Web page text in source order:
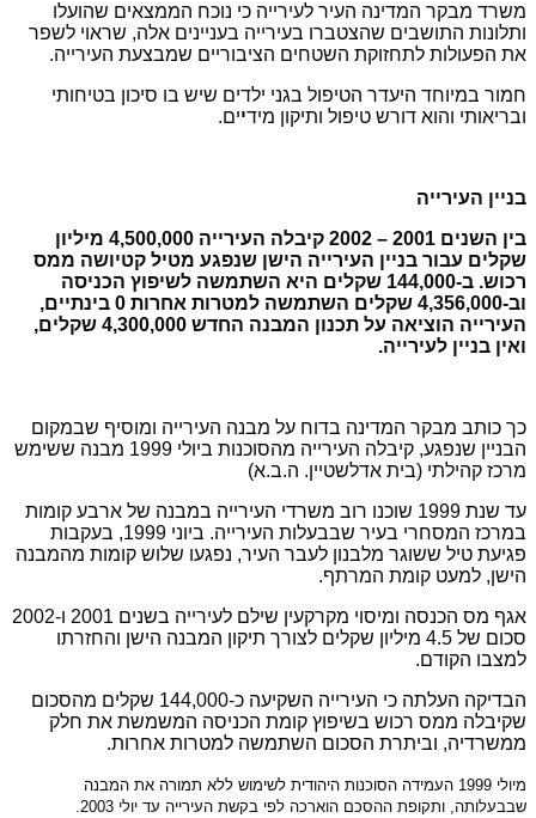
משרד מבקר המדינה העיר לעירייה כי נוכח הממצאים שהועלו
ותלונות התושבים שהצטברו בעירייה בעניינים אלה, שראוי לשפר
את הפעולות לתחזוקת השטחים הציבוריים שמבצעת העירייה.
חמור במיוחד היעדר הטיפול בגני ילדים שיש בו סיכון בטיחותי
ובריאותי והוא דורש טיפול ותיקון מידיים.
בניין העירייה
בין השנים 2001 – 2002 קיבלה העירייה 4,500,000 מיליון
שקלים עבור בניין העירייה הישן שנפגע מטיל קטיושה ממס
רכוש. ב-144,000 שקלים היא השתמשה לשיפוץ הכניסה
וב-4,356,000 שקלים השתמשה למטרות אחרות 0 בינתיים,
העירייה הוציאה על תכנון המבנה החדש 4,300,000 שקלים,
ואין בניין לעירייה.
כך כותב מבקר המדינה בדוח על מבנה העירייה ומוסיף שבמקום
הבניין שנפגע, קיבלה העירייה מהסוכנות ביולי 1999 מבנה ששימש
מרכז קהילתי (בית אדלשטיין. ה.ב.א)
עד שנת 1999 שוכנו רוב משרדי העירייה במבנה של ארבע קומות
במרכז המסחרי בעיר שבבעלות העירייה. ביוני 1999, בעקבות
פגיעת טיל ששוגר מלבנון לעבר העיר, נפגעו שלוש קומות מהמבנה
הישן, למעט קומת המרתף.
אגף מס הכנסה ומיסוי מקרקעין שילם לעירייה בשנים 2001 ו-2002
סכום של 4.5 מיליון שקלים לצורך תיקון המבנה הישן והחזרתו
למצבו הקודם.
הבדיקה העלתה כי העירייה השקיעה כ-144,000 שקלים מהסכום
שקיבלה ממס רכוש בשיפוץ קומת הכניסה המשמשת את חלק
ממשרדיה, וביתרת הסכום השתמשה למטרות אחרות.
מיולי 1999 העמידה הסוכנות היהודית לשימוש ללא תמורה את המבנה
שבבעלותה, ותקופת ההסכם הוארכה לפי בקשת העירייה עד יולי 2003.